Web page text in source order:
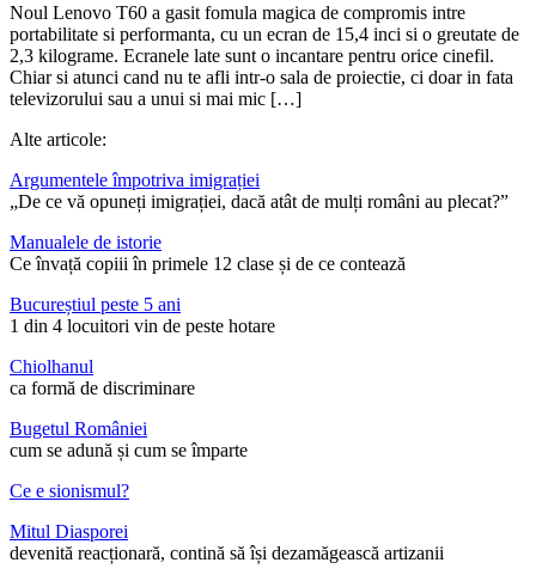
Noul Lenovo T60 a gasit fomula magica de compromis intre
portabilitate si performanta, cu un ecran de 15,4 inci si o greutate de
2,3 kilograme. Ecranele late sunt o incantare pentru orice cinefil.
Chiar si atunci cand nu te afli intr-o sala de proiectie, ci doar in fata
televizorului sau a unui si mai mic […]
Alte articole:
Argumentele împotriva imigrației
„De ce vă opuneți imigrației, dacă atât de mulți români au plecat?”
Manualele de istorie
Ce învață copiii în primele 12 clase și de ce contează
Bucureștiul peste 5 ani
1 din 4 locuitori vin de peste hotare
Chiolhanul
ca formă de discriminare
Bugetul României
cum se adună și cum se împarte
Ce e sionismul?
Mitul Diasporei
devenită reacționară, contină să își dezamăgească artizanii